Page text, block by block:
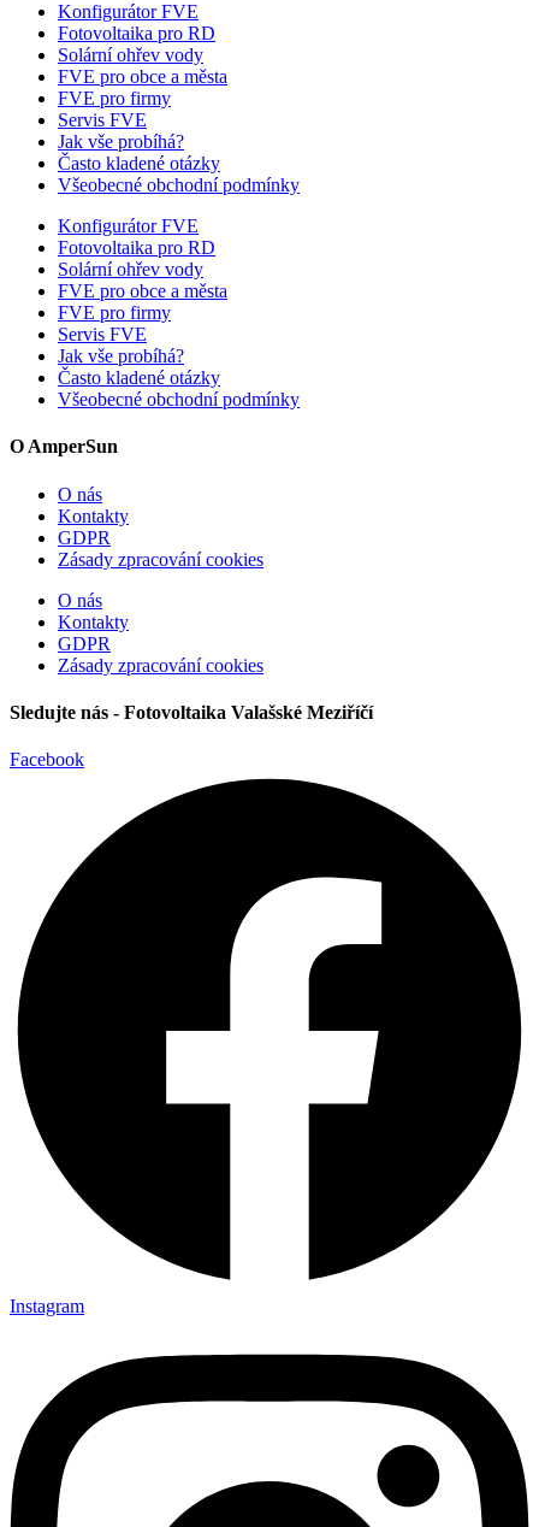
Konfigurátor FVE
Fotovoltaika pro RD
Solární ohřev vody
FVE pro obce a města
FVE pro firmy
Servis FVE
Jak vše probíhá?
Často kladené otázky
Všeobecné obchodní podmínky
Konfigurátor FVE
Fotovoltaika pro RD
Solární ohřev vody
FVE pro obce a města
FVE pro firmy
Servis FVE
Jak vše probíhá?
Často kladené otázky
Všeobecné obchodní podmínky
O AmperSun
O nás
Kontakty
GDPR
Zásady zpracování cookies
O nás
Kontakty
GDPR
Zásady zpracování cookies
Sledujte nás - Fotovoltaika Valašské Meziříčí
Facebook
Instagram